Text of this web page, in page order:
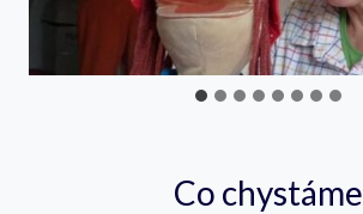
Co chystáme